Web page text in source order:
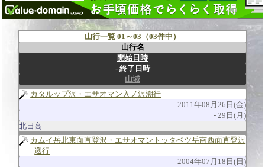
山行一覧 01～03（03件中）
山行名
開始日時
終了日時
山域
カタルップ沢・エサオマン入ノ沢溯行
2011年08月26日(金)
29日(月)
北日高
カムイ岳北東面直登沢・エサオマントッタベツ岳南西面直登沢
遡行
2004年07月18日(日)